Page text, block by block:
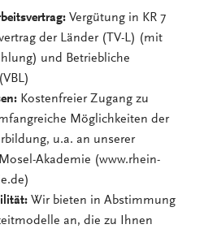
Vergütung in KR 7
der Länder (TV-L) (mit
und Betriebliche
Kostenfreier Zugang zu
Möglichkeiten der
u.a. an unserer
Akademie (www.rhein-
Wir bieten in Abstimmung
an, die zu Ihnen